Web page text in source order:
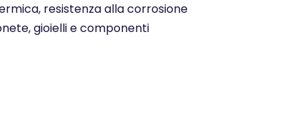
resistenza alla corrosione
gioielli e componenti